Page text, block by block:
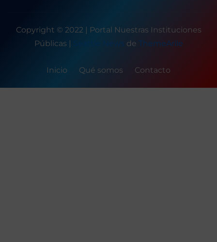
Copyright © 2022 | Portal Nuestras Instituciones
Públicas | Seattle News de ThemeArile
Inicio Qué somos Contacto